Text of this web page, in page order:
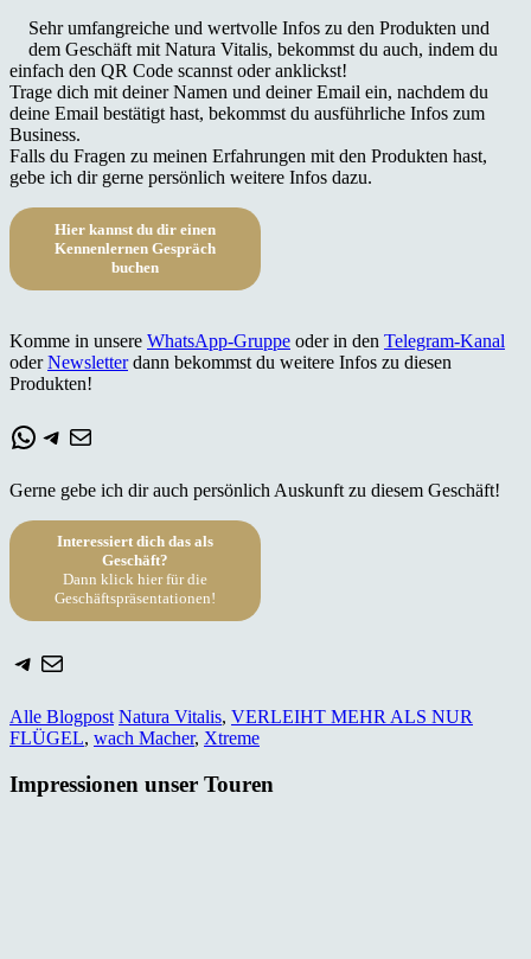
Sehr umfangreiche und wertvolle Infos zu den Produkten und
dem Geschäft mit Natura Vitalis, bekommst du auch, indem du
einfach den QR Code scannst oder anklickst!
Trage dich mit deiner Namen und deiner Email ein, nachdem du
deine Email bestätigt hast, bekommst du ausführliche Infos zum
Business.
Falls du Fragen zu meinen Erfahrungen mit den Produkten hast,
gebe ich dir gerne persönlich weitere Infos dazu.
Hier kannst du dir einen
Kennenlernen Gespräch
buchen
Komme in unsere WhatsApp-Gruppe oder in den Telegram-Kanal
oderNewsletterdann bekommst du weitere Infos zu diesen
Produkten!
WhatsApp
Telegram
E-Mail
Gerne gebe ich dir auch persönlich Auskunft zu diesem Geschäft!
Interessiert dich das als
Geschäft?
Dann klick hier für die
Geschäftspräsentationen!
Telegram
E-Mail
Alle Blogpost Natura Vitalis, VERLEIHT MEHR ALS NUR
FLÜGEL, wach Macher, Xtreme
Impressionen unser Touren